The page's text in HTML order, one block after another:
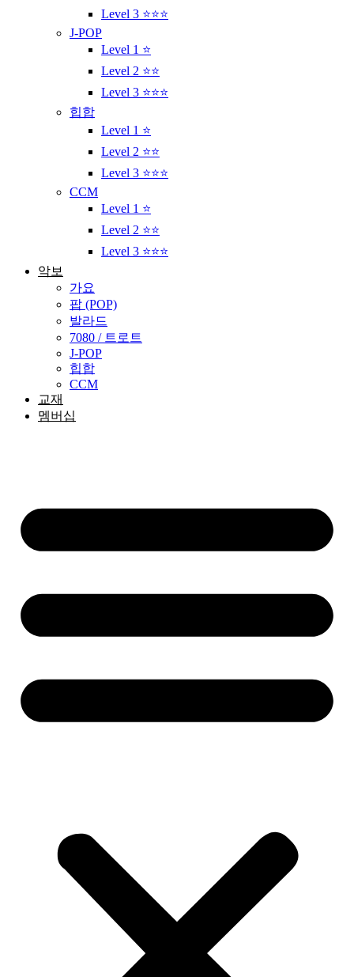
Level 3 ⭐⭐⭐
J-POP
Level 1 ⭐
Level 2 ⭐⭐
Level 3 ⭐⭐⭐
힙합
Level 1 ⭐
Level 2 ⭐⭐
Level 3 ⭐⭐⭐
CCM
Level 1 ⭐
Level 2 ⭐⭐
Level 3 ⭐⭐⭐
악보
가요
팝 (POP)
발라드
7080 / 트로트
J-POP
힙합
CCM
교재
멤버십